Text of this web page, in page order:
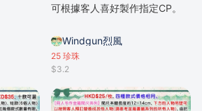
可根據客人喜好製作指定CP。
Windgun烈風
25 珍珠
$3.2